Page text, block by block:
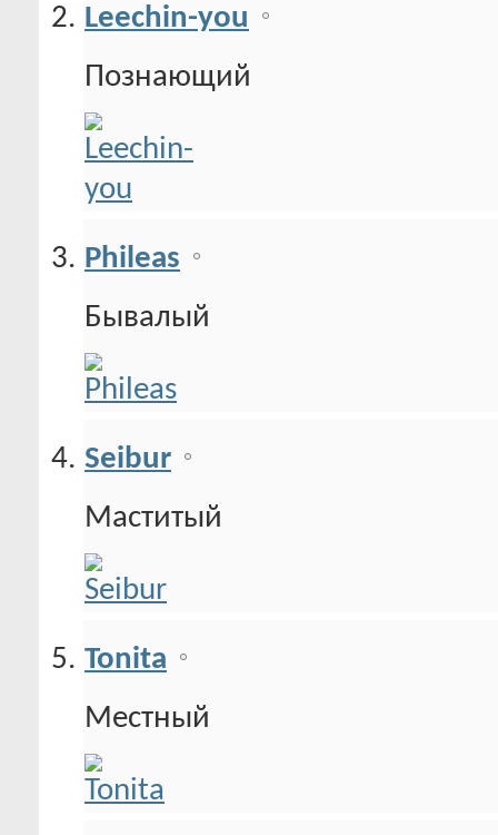
Leechin-you
Познающий
Phileas
Бывалый
Seibur
Маститый
Tonita
Местный